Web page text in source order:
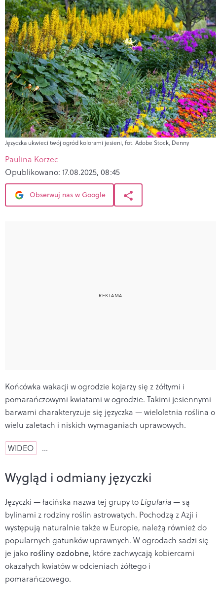
Języczka ukwieci twój ogród kolorami jesieni, fot. Adobe Stock, Denny
Paulina Korzec
Opublikowano: 17.08.2025, 08:45
Obserwuj nas w Google
Końcówka wakacji w ogrodzie kojarzy się z żółtymi i
pomarańczowymi kwiatami w ogrodzie. Takimi jesiennymi
barwami charakteryzuje się języczka — wieloletnia roślina o
wielu zaletach i niskich wymaganiach uprawowych.
WIDEO …
Wygląd i odmiany języczki
Języczki — łacińska nazwa tej grupy toLigularia— są
bylinami z rodziny roślin astrowatych. Pochodzą z Azji i
występują naturalnie także w Europie, należą również do
popularnych gatunków uprawnych. W ogrodach sadzi się
je jako rośliny ozdobne, które zachwycają kobiercami
okazałych kwiatów w odcieniach żółtego i
pomarańczowego.